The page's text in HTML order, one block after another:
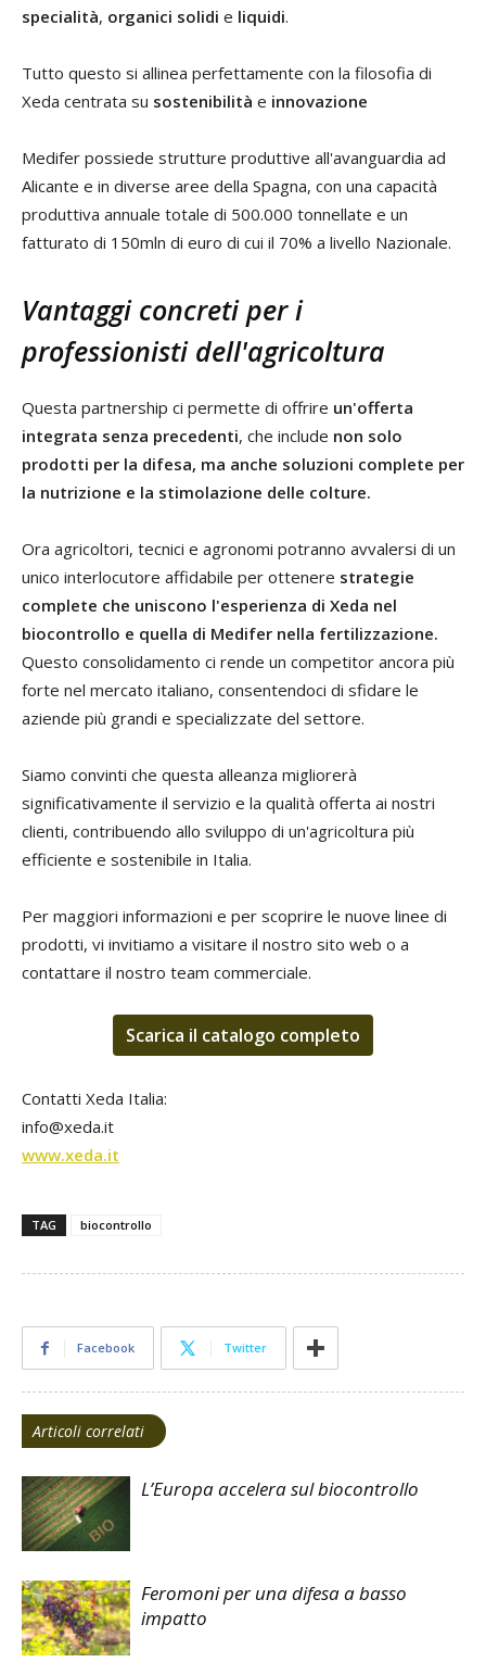
specialità, organici solidi e liquidi.
Tutto questo si allinea perfettamente con la filosofia di
Xeda centrata su sostenibilità e innovazione
Medifer possiede strutture produttive all'avanguardia ad
Alicante e in diverse aree della Spagna, con una capacità
produttiva annuale totale di 500.000 tonnellate e un
fatturato di 150mln di euro di cui il 70% a livello Nazionale.
Vantaggi concreti per i
professionisti dell'agricoltura
Questa partnership ci permette di offrire un'offerta
integrata senza precedenti, che include non solo
prodotti per la difesa, ma anche soluzioni complete per
la nutrizione e la stimolazione delle colture.
Ora agricoltori, tecnici e agronomi potranno avvalersi di un
unico interlocutore affidabile per ottenere strategie
complete che uniscono l'esperienza di Xeda nel
biocontrollo e quella di Medifer nella fertilizzazione.
Questo consolidamento ci rende un competitor ancora più
forte nel mercato italiano, consentendoci di sfidare le
aziende più grandi e specializzate del settore.
Siamo convinti che questa alleanza migliorerà
significativamente il servizio e la qualità offerta ai nostri
clienti, contribuendo allo sviluppo di un'agricoltura più
efficiente e sostenibile in Italia.
Per maggiori informazioni e per scoprire le nuove linee di
prodotti, vi invitiamo a visitare il nostro sito web o a
contattare il nostro team commerciale.
Scarica il catalogo completo
Contatti Xeda Italia:
info@xeda.it
www.xeda.it
TAG biocontrollo
Facebook Twitter
Articoli correlati
L’Europa accelera sul biocontrollo
Feromoni per una difesa a basso
impatto